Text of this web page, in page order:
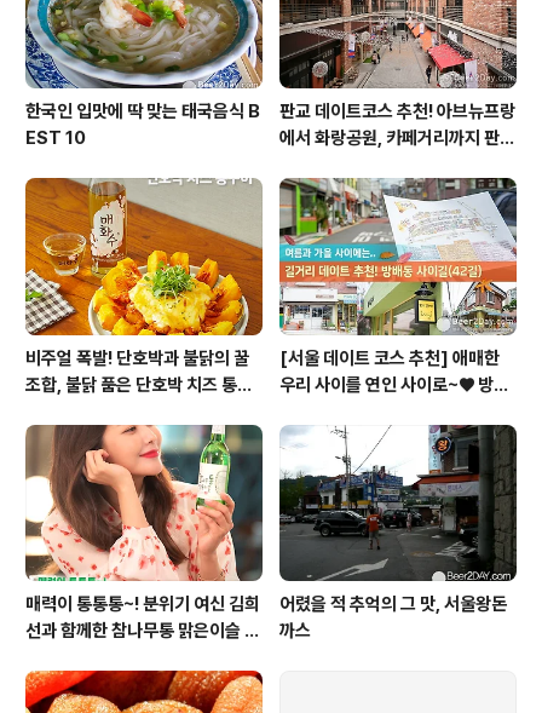
포스터에 대한 기대감이 쭉쭉 높아지는 시간이었습니다. ..
한국인 입맛에 딱 맞는 태국음식 B
EST 10
판교 데이트코스 추천! 아브뉴프랑
에서 화랑공원, 카페거리까지 판교
비주얼 폭발! 단호박과 불닭의 꿀
조합, 불닭 품은 단호박 치즈 통구
[서울 데이트 코스 추천] 애매한
우리 사이를 연인 사이로~♥ 방배
매력이 통통통~! 분위기 여신 김희
선과 함께한 참나무통 맑은이슬 T
어렸을 적 추억의 그 맛, 서울왕돈
까스